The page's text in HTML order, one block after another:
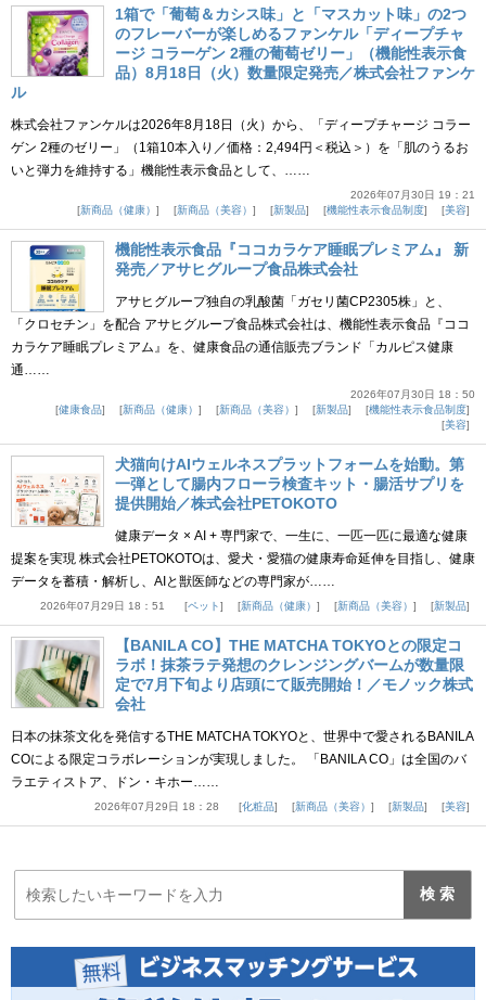
1箱で「葡萄＆カシス味」と「マスカット味」の2つ
のフレーバーが楽しめるファンケル「ディープチャ
ージ コラーゲン 2種の葡萄ゼリー」（機能性表示食
品）8月18日（火）数量限定発売／株式会社ファンケ
ル
株式会社ファンケルは2026年8月18日（火）から、「ディープチャージ コラー
ゲン 2種のゼリー」（1箱10本入り／価格：2,494円＜税込＞）を「肌のうるお
いと弾力を維持する」機能性表示食品として、……
2026年07月30日 19：21
新商品（健康）
新商品（美容） 新製品 機能性表示食品制度 美容
機能性表示食品『ココカラケア睡眠プレミアム』 新
発売／アサヒグループ食品株式会社
アサヒグループ独自の乳酸菌「ガセリ菌CP2305株」と、
「クロセチン」を配合 アサヒグループ食品株式会社は、機能性表示食品『ココ
カラケア睡眠プレミアム』を、健康食品の通信販売ブランド「カルピス健康
通……
2026年07月30日 18：50
健康食品
新商品（健康） 新商品（美容） 新製品
機能性表示食品制度
美容
犬猫向けAIウェルネスプラットフォームを始動。第
一弾として腸内フローラ検査キット・腸活サプリを
提供開始／株式会社PETOKOTO
健康データ × AI + 専門家で、一生に、一匹一匹に最適な健康
提案を実現 株式会社PETOKOTOは、愛犬・愛猫の健康寿命延伸を目指し、健康
データを蓄積・解析し、AIと獣医師などの専門家が……
2026年07月29日 18：51 ペット 新商品（健康） 新商品（美容） 新製品
【BANILA CO】THE MATCHA TOKYOとの限定コ
ラボ！抹茶ラテ発想のクレンジングバームが数量限
定で7月下旬より店頭にて販売開始！／モノック株式
会社
日本の抹茶文化を発信するTHE MATCHA TOKYOと、世界中で愛されるBANILA
COによる限定コラボレーションが実現しました。 「BANILA CO」は全国のバ
ラエティストア、ドン・キホー……
2026年07月29日 18：28 化粧品 新商品（美容） 新製品 美容